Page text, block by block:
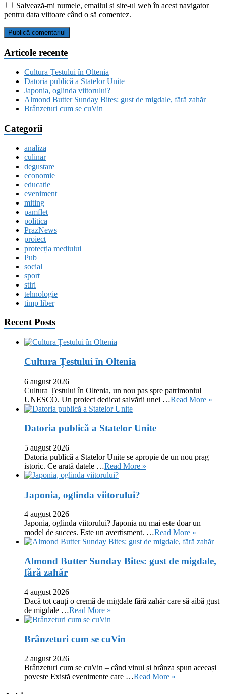
Salvează-mi numele, emailul și site-ul web în acest navigator
pentru data viitoare când o să comentez.
Articole recente
Cultura Țestului în Oltenia
Datoria publică a Statelor Unite
Japonia, oglinda viitorului?
Almond Butter Sunday Bites: gust de migdale, fără zahăr
Brânzeturi cum se cuVin
Categorii
analiza
culinar
degustare
economie
educatie
eveniment
miting
pamflet
politica
PrazNews
proiect
protecția mediului
Pub
social
sport
stiri
tehnologie
timp liber
Recent Posts
Cultura Țestului în Oltenia
6 august 2026
Cultura Țestului în Oltenia, un nou pas spre patrimoniul
UNESCO. Un proiect dedicat salvării unei …Read More »
Datoria publică a Statelor Unite
5 august 2026
Datoria publică a Statelor Unite se apropie de un nou prag
istoric. Ce arată datele …Read More »
Japonia, oglinda viitorului?
4 august 2026
Japonia, oglinda viitorului? Japonia nu mai este doar un
model de succes. Este un avertisment. …Read More »
Almond Butter Sunday Bites: gust de migdale,
fără zahăr
4 august 2026
Dacă tot cauți o cremă de migdale fără zahăr care să aibă gust
de migdale …Read More »
Brânzeturi cum se cuVin
2 august 2026
Brânzeturi cum se cuVin – când vinul și brânza spun aceeași
poveste Există evenimente care …Read More »